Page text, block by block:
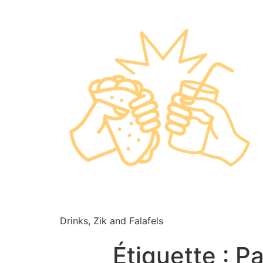
Drinks, Zik and Falafels
Étiquette :